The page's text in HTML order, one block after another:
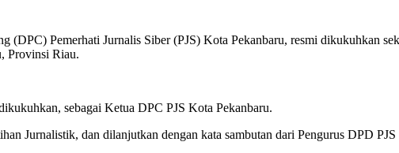
(DPC) Pemerhati Jurnalis Siber (PJS) Kota Pekanbaru, resmi dikukuhkan
Provinsi Riau.
sebagai Ketua DPC PJS Kota Pekanbaru.
Jurnalistik, dan dilanjutkan dengan kata sambutan dari Pengurus DPD